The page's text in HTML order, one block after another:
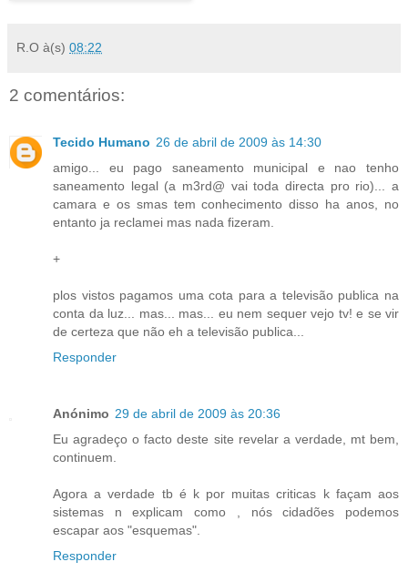
R.O à(s) 08:22
2 comentários:
Tecido Humano 26 de abril de 2009 às 14:30
amigo... eu pago saneamento municipal e nao tenho
saneamento legal (a m3rd@ vai toda directa pro rio)... a
camara e os smas tem conhecimento disso ha anos, no
entanto ja reclamei mas nada fizeram.
+
plos vistos pagamos uma cota para a televisão publica na
conta da luz... mas... mas... eu nem sequer vejo tv! e se vir
de certeza que não eh a televisão publica...
Responder
Anónimo 29 de abril de 2009 às 20:36
Eu agradeço o facto deste site revelar a verdade, mt bem,
continuem.
Agora a verdade tb é k por muitas criticas k façam aos
sistemas n explicam como , nós cidadões podemos
escapar aos "esquemas".
Responder